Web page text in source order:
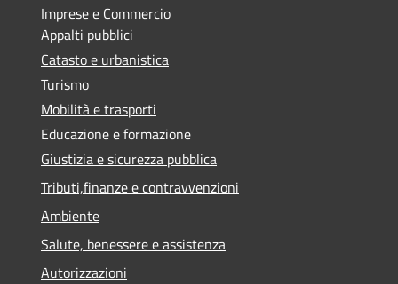
Imprese e Commercio
Appalti pubblici
Catasto e urbanistica
Turismo
Mobilità e trasporti
Educazione e formazione
Giustizia e sicurezza pubblica
Tributi,finanze e contravvenzioni
Ambiente
Salute, benessere e assistenza
Autorizzazioni